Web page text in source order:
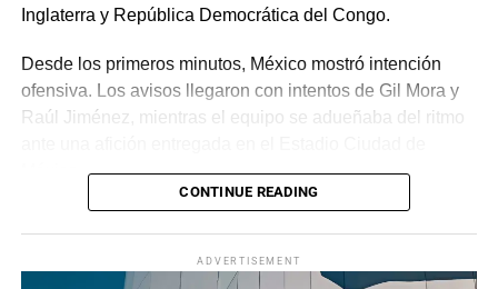
Inglaterra y República Democrática del Congo.
Desde los primeros minutos, México mostró intención
ofensiva. Los avisos llegaron con intentos de Gil Mora y
Raúl Jiménez, mientras el equipo se adueñaba del ritmo
Roberto “Piojo” Alvarado asistió a Julián Quiñones, quien
CONTINUE READING
ADVERTISEMENT